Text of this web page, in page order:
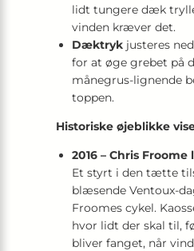
lidt tungere dæk
vinden kræver det.
Dæktryk justeres
for at øge grebet på
månegrus-lignende
toppen.
Historiske øjeblikke
2016 – Chris
Et styrt i den tætte
blæsende Ventoux-
Froomes cykel.
hvor lidt der skal til,
bliver fanget, når